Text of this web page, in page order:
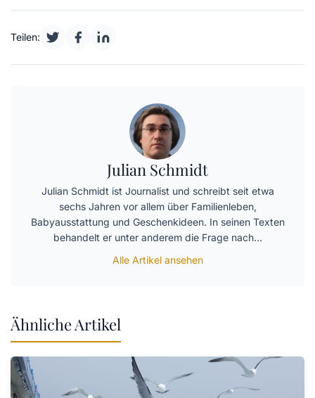
Teilen:
Julian Schmidt
Julian Schmidt ist Journalist und schreibt seit etwa
sechs Jahren vor allem über Familienleben,
Babyausstattung und Geschenkideen. In seinen Texten
behandelt er unter anderem die Frage nach…
Alle Artikel ansehen
Ähnliche Artikel